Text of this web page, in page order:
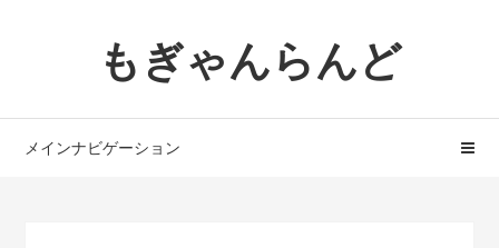
ョ
へ
もぎゃんらんど
メインナビゲーション